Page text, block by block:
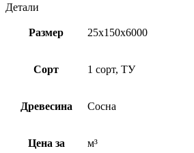
Детали
Размер 25х150х6000
Сорт 1 сорт, ТУ
Древесина Сосна
Цена за м³